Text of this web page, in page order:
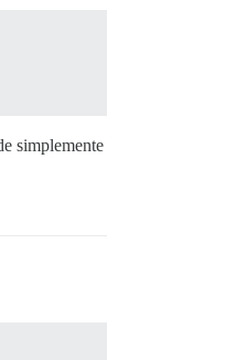
simplemente